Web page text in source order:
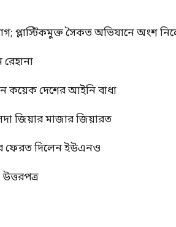
প্লাস্টিকমুক্ত সৈকত অভিযানে অংশ
কয়েক দেশের আইনি বাধা
জিয়ার মাজার জিয়ারত
ফেরত দিলেন ইউএনও